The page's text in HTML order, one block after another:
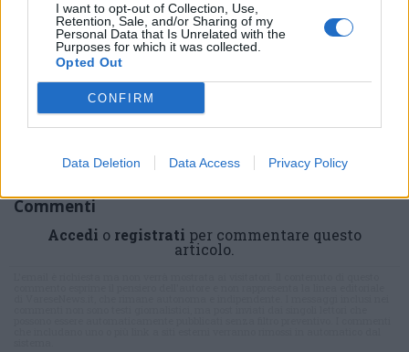
I want to opt-out of Collection, Use,
Retention, Sale, and/or Sharing of my
Personal Data that Is Unrelated with the
Purposes for which it was collected.
Opted Out
CONFIRM
Data Deletion Data Access Privacy Policy
ADV
Commenti
Accedi o registrati per commentare questo
articolo.